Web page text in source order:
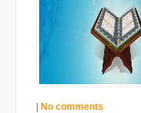
No comments